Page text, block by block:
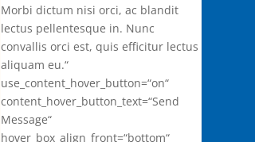
Morbi dictum nisi orci, ac blandit
lectus pellentesque in. Nunc
convallis orci est, quis efficitur lectus
aliquam eu.“
use_content_hover_button=“on“
content_hover_button_text=“Send
Message“
hover_box_align_front=“bottom“